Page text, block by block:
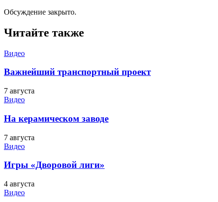
Обсуждение закрыто.
Читайте также
Видео
Важнейший транспортный проект
7 августа
Видео
На керамическом заводе
7 августа
Видео
Игры «Дворовой лиги»
4 августа
Видео